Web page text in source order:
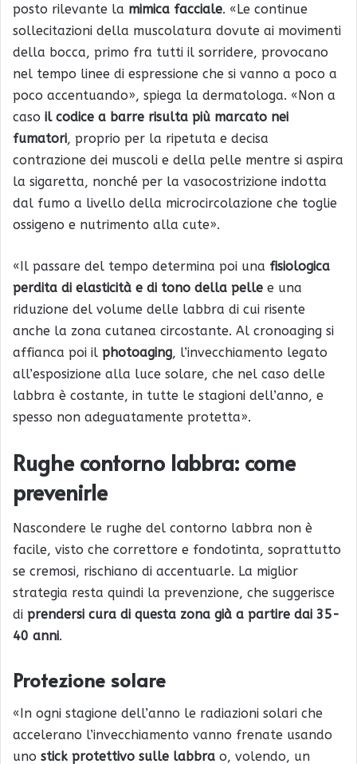
posto rilevante la mimica facciale. «Le continue
sollecitazioni della muscolatura dovute ai movimenti
della bocca, primo fra tutti il sorridere, provocano
nel tempo linee di espressione che si vanno a poco a
poco accentuando», spiega la dermatologa. «Non a
caso il codice a barre risulta più marcato nei
fumatori, proprio per la ripetuta e decisa
contrazione dei muscoli e della pelle mentre si aspira
la sigaretta, nonché per la vasocostrizione indotta
dal fumo a livello della microcircolazione che toglie
ossigeno e nutrimento alla cute».
«Il passare del tempo determina poi una fisiologica
perdita di elasticità e di tono della pelle e una
riduzione del volume delle labbra di cui risente
anche la zona cutanea circostante. Al cronoaging si
affianca poi il photoaging, l’invecchiamento legato
all’esposizione alla luce solare, che nel caso delle
labbra è costante, in tutte le stagioni dell’anno, e
spesso non adeguatamente protetta».
Rughe contorno labbra: come
prevenirle
Nascondere le rughe del contorno labbra non è
facile, visto che correttore e fondotinta, soprattutto
se cremosi, rischiano di accentuarle. La miglior
strategia resta quindi la prevenzione, che suggerisce
di prendersi cura di questa zona già a partire dai 35-
40 anni.
Protezione solare
«In ogni stagione dell’anno le radiazioni solari che
accelerano l’invecchiamento vanno frenate usando
uno stick protettivo sulle labbra o, volendo, un